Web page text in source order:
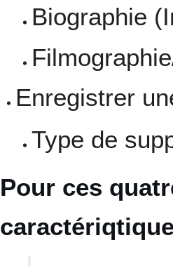
Biographie
Enregistrer
Type de
Pour ces